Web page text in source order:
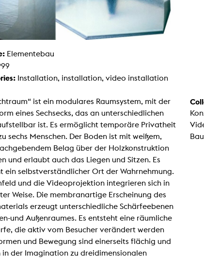
Elementebau
Installation, installation, video installation
ist ein modulares Raumsystem, mit der
eines Sechsecks, das an unterschiedlichen
ist. Es ermöglicht temporäre Privatheit
sechs Menschen. Der Boden ist mit weißem,
Belag über der Holzkonstruktion
und erlaubt auch das Liegen und Sitzen. Es
ein selbstverständlicher Ort der Wahrnehmung.
und die Videoprojektion integrieren sich in
Weise. Die membranartige Erscheinung des
erzeugt unterschiedliche Schärfeebenen
und Außenraumes. Es entsteht eine räumliche
die aktiv vom Besucher verändert werden
und Bewegung sind einerseits flächig und
in der Imagination zu dreidimensionalen
Sculpture
Storytelling
Performance
Art / Global South
Studies
Aesthetics
studio
Fotgrafie
room
Lab
studios
lab
Studio
studio
LIBRARY ABOUT US